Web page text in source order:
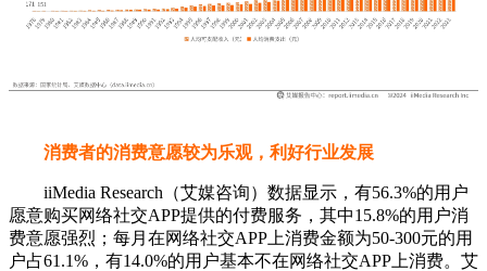
消费者的消费意愿较为乐观，利好行业发展
iiMedia Research（艾媒咨询）数据显示，有56.3%的用户
愿意购买网络社交APP提供的付费服务，其中15.8%的用户消
费意愿强烈；每月在网络社交APP上消费金额为50-300元的用
户占61.1%，有14.0%的用户基本不在网络社交APP上消费。艾